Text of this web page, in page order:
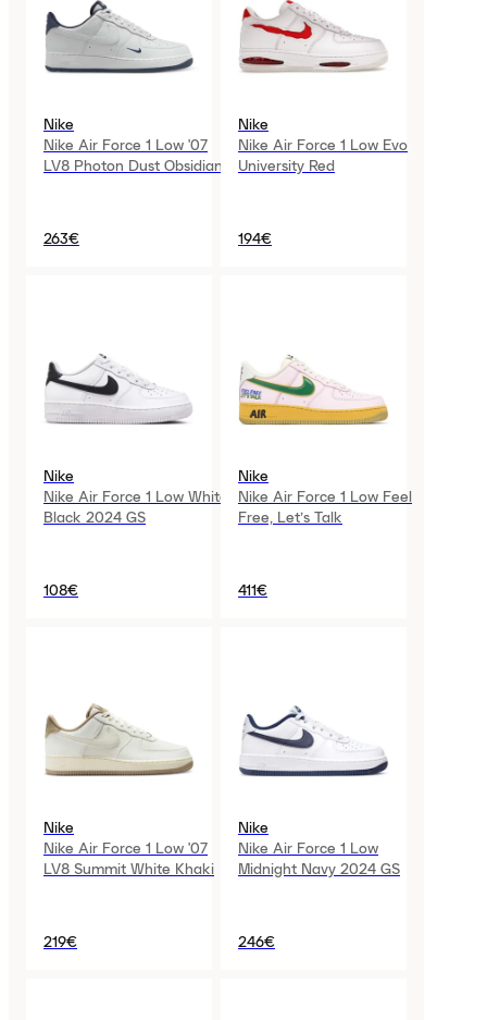
Nike
Nike Air Force 1 Low '07
LV8 Photon Dust Obsidian
263€
Nike
Nike Air Force 1 Low Evo
University Red
194€
Nike
Nike Air Force 1 Low White
Black 2024 GS
108€
Nike
Nike Air Force 1 Low Feel
Free, Let’s Talk
411€
Nike
Nike Air Force 1 Low '07
LV8 Summit White Khaki
219€
Nike
Nike Air Force 1 Low
Midnight Navy 2024 GS
246€